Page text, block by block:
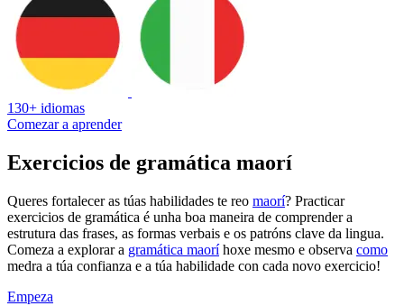
130+ idiomas
Comezar a aprender
Exercicios de gramática maorí
Queres fortalecer as túas habilidades te reo maorí? Practicar
exercicios de gramática é unha boa maneira de comprender a
estrutura das frases, as formas verbais e os patróns clave da lingua.
Comeza a explorar a gramática maoríhoxe mesmo e observa como
medra a túa confianza e a túa habilidade con cada novo exercicio!
Empeza